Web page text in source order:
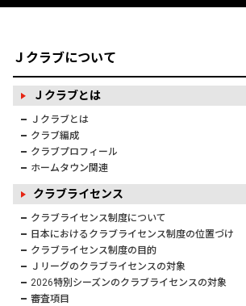
Ｊクラブについて
Ｊクラブとは
Ｊクラブとは
クラブ編成
クラブプロフィール
ホームタウン関連
クラブライセンス
クラブライセンス制度について
日本におけるクラブライセンス制度の位置づけ
クラブライセンス制度の目的
Ｊリーグのクラブライセンスの対象
2026特別シーズンのクラブライセンスの対象
審査項目